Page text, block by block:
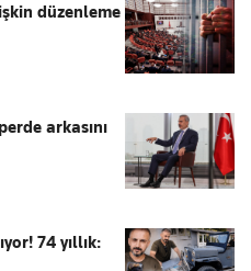
düzenleme
arkasını
74 yıllık: